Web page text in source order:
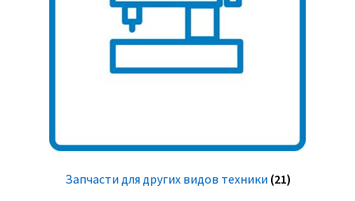
Запчасти для других видов техники (21)